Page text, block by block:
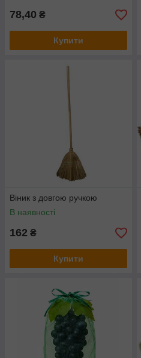
78,40 ₴
Купити
Віник з довгою ручкою
В наявності
162 ₴
Купити